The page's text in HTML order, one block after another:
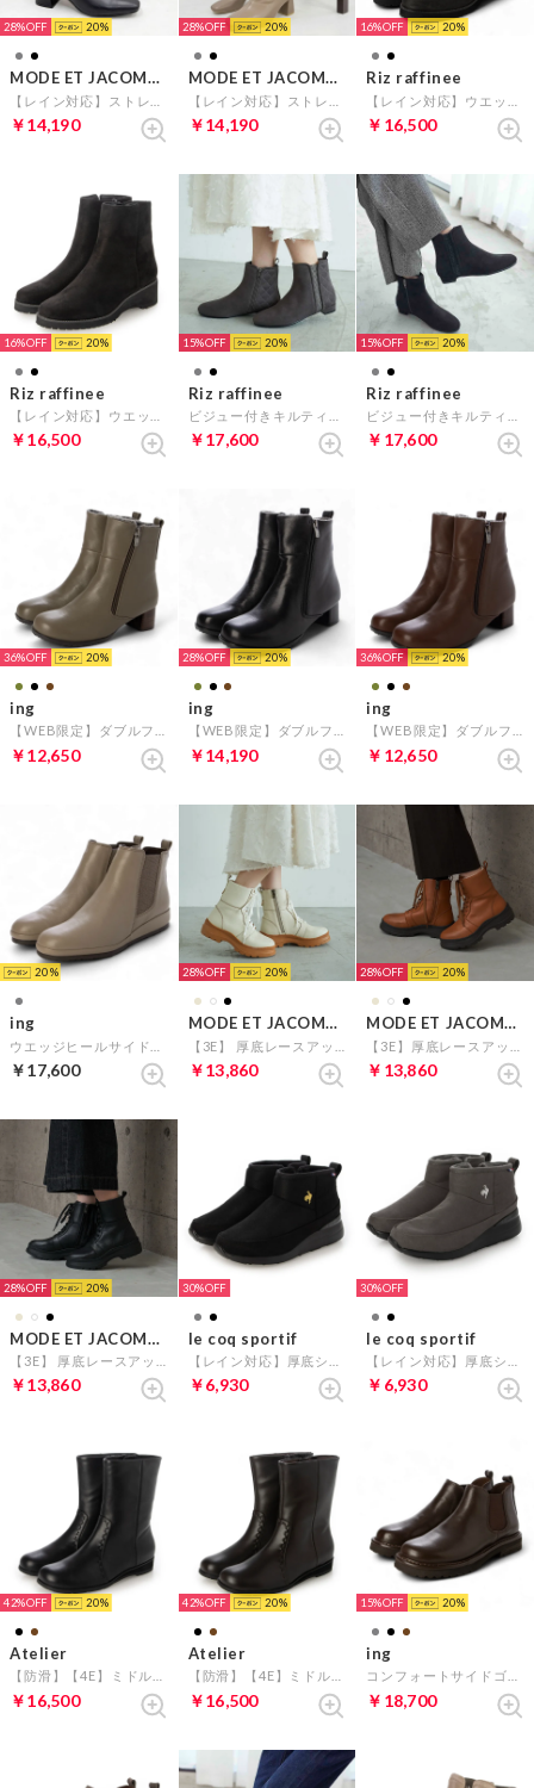
28% 20
MODE ET JACOMO carino
￥14,190
28% 20
MODE ET JACOMO carino
￥14,190
16% 20
Riz raffinee
￥16,500
16% 20
Riz raffinee
￥16,500
15% 20
Riz raffinee
￥17,600
15% 20
Riz raffinee
￥17,600
36% 20
ing
￥12,650
28% 20
ing
￥14,190
36% 20
ing
￥12,650
20
ing
￥17,600
28% 20
MODE ET JACOMO carino
￥13,860
28% 20
MODE ET JACOMO carino
￥13,860
28% 20
MODE ET JACOMO carino
￥13,860
30%
le coq sportif
￥6,930
30%
le coq sportif
￥6,930
42% 20
Atelier
￥16,500
42% 20
Atelier
￥16,500
15% 20
ing
￥18,700